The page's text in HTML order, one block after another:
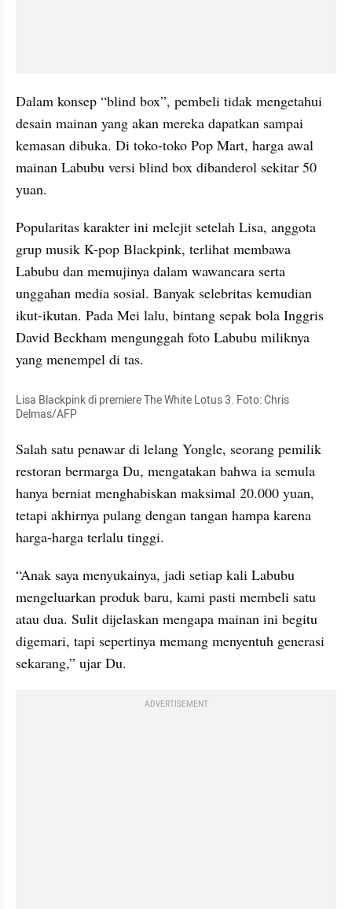
Dalam konsep “blind box”, pembeli tidak mengetahui
desain mainan yang akan mereka dapatkan sampai
kemasan dibuka. Di toko-toko Pop Mart, harga awal
mainan Labubu versi blind box dibanderol sekitar 50
yuan.
Popularitas karakter ini melejit setelah Lisa, anggota
grup musik K-pop Blackpink, terlihat membawa
Labubu dan memujinya dalam wawancara serta
unggahan media sosial. Banyak selebritas kemudian
ikut-ikutan. Pada Mei lalu, bintang sepak bola Inggris
David Beckham mengunggah foto Labubu miliknya
yang menempel di tas.
Lisa Blackpink di premiere The White Lotus 3. Foto: Chris
Delmas/AFP
Salah satu penawar di lelang Yongle, seorang pemilik
restoran bermarga Du, mengatakan bahwa ia semula
hanya berniat menghabiskan maksimal 20.000 yuan,
tetapi akhirnya pulang dengan tangan hampa karena
harga-harga terlalu tinggi.
“Anak saya menyukainya, jadi setiap kali Labubu
mengeluarkan produk baru, kami pasti membeli satu
atau dua. Sulit dijelaskan mengapa mainan ini begitu
digemari, tapi sepertinya memang menyentuh generasi
sekarang,” ujar Du.
ADVERTISEMENT